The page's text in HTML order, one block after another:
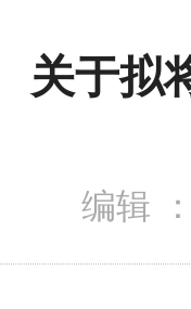
关于拟
编辑